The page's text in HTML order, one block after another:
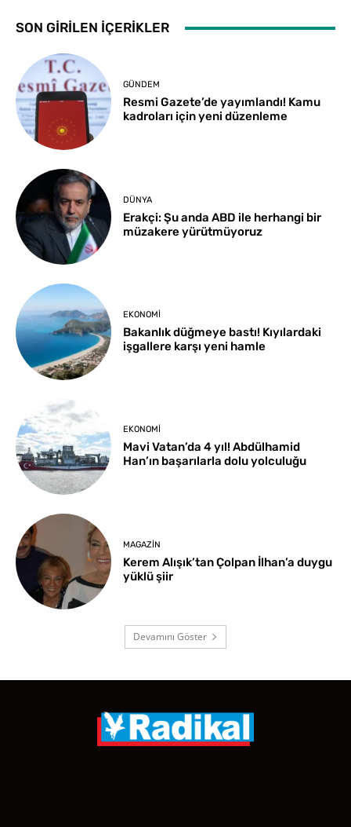
SON GİRİLEN İÇERİKLER
GÜNDEM
Resmi Gazete’de yayımlandı! Kamu
kadroları için yeni düzenleme
DÜNYA
Erakçi: Şu anda ABD ile herhangi bir
müzakere yürütmüyoruz
EKONOMI
Bakanlık düğmeye bastı! Kıyılardaki
işgallere karşı yeni hamle
EKONOMI
Mavi Vatan’da 4 yıl! Abdülhamid
Han’ın başarılarla dolu yolculuğu
MAGAZIN
Kerem Alışık’tan Çolpan İlhan’a duygu
yüklü şiir
Devamını Göster